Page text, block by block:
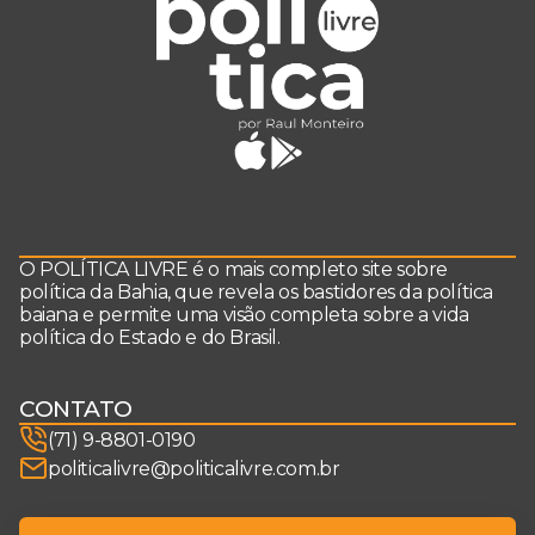
O POLÍTICA LIVRE é o mais completo site sobre
política da Bahia, que revela os bastidores da política
baiana e permite uma visão completa sobre a vida
política do Estado e do Brasil.
CONTATO
(71) 9-8801-0190
politicalivre@politicalivre.com.br